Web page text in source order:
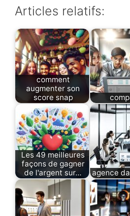
Articles relatifs:
comment
augmenter son
score snap
Les 49 meilleures
façons de gagner
de l'argent sur…
agence